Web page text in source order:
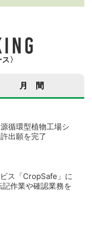
ス
月 間
循環型植物工場シ
出願を完了
ス「CropSafe」に
作業や確認業務を